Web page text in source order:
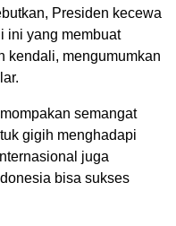
Presiden kecewa
ini yang membuat
kendali, mengumumkan
semangat
gigih menghadapi
juga
bisa sukses